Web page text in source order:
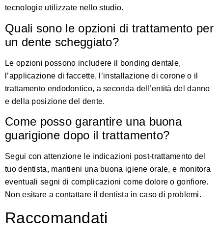
tecnologie utilizzate nello studio.
Quali sono le opzioni di trattamento per
un dente scheggiato?
Le opzioni possono includere il bonding dentale,
l’applicazione di faccette, l’installazione di corone o il
trattamento endodontico, a seconda dell’entità del danno
e della posizione del dente.
Come posso garantire una buona
guarigione dopo il trattamento?
Segui con attenzione le indicazioni post-trattamento del
tuo dentista, mantieni una buona igiene orale, e monitora
eventuali segni di complicazioni come dolore o gonfiore.
Non esitare a contattare il dentista in caso di problemi.
Raccomandati